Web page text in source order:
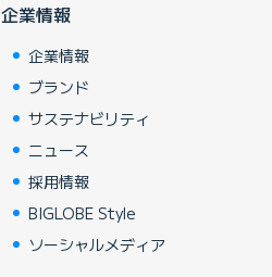
企業情報
企業情報
ブランド
サステナビリティ
ニュース
採用情報
BIGLOBE Style
ソーシャルメディア